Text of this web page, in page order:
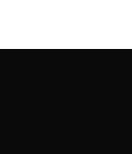
Nitrate